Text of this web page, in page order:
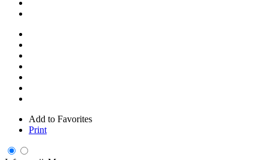
Add to Favorites
Print